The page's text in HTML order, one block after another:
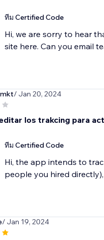
ทีม Certified Code
Hi, we are sorry to hear
site here. Can you email
/ Jan 20, 2024
los trakcing para
ทีม Certified Code
Hi, the app intends to
people you hired
/ Jan 19, 2024